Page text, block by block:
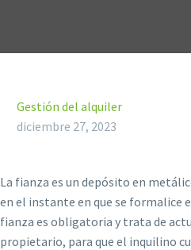
Gestión del alquiler
diciembre 27, 2023
La fianza es un depósito en
en el instante en que se formalice
fianza es obligatoria y trata de
propietario, para que el inquilino